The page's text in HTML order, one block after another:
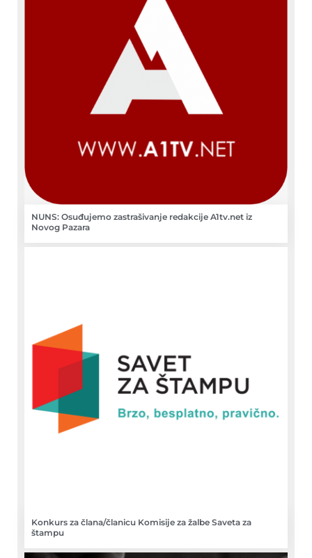
NUNS: Osuđujemo zastrašivanje redakcije A1tv.net iz
Novog Pazara
Konkurs za člana/članicu Komisije za žalbe Saveta za
štampu